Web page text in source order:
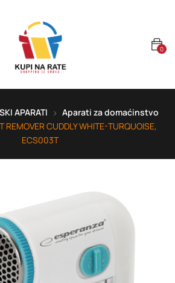
0
APARATI
Aparati za domaćinstvo
REMOVER CUDDLY WHITE-TURQUOISE,
ECS003T